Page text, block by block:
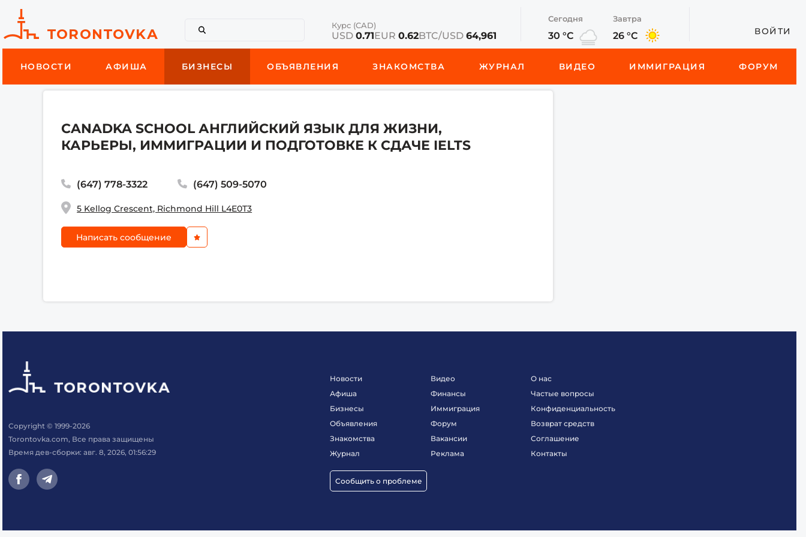
Курс (CAD)
USD 0.71EUR 0.62BTC/USD 64,961
Сегодня
30 °C
Завтра
26 °C ВОЙТИ
НОВОСТИ АФИША БИЗНЕСЫ ОБЪЯВЛЕНИЯ ЗНАКОМСТВА ЖУРНАЛ ВИДЕО ИММИГРАЦИЯ ФОРУМ
CANADKA SCHOOL АНГЛИЙСКИЙ ЯЗЫК ДЛЯ ЖИЗНИ,
КАРЬЕРЫ, ИММИГРАЦИИ И ПОДГОТОВКЕ К СДАЧЕ IELTS
(647) 778-3322 (647) 509-5070
5 Kellog Crescent, Richmond Hill L4E0T3
Написать сообщение
Copyright © 1999-2026
Torontovka.com, Все права защищены
Время дев-сборки: авг. 8, 2026, 01:56:29
Новости
Афиша
Бизнесы
Объявления
Знакомства
Журнал
Сообщить о проблеме
Видео
Финансы
Иммиграция
Форум
Вакансии
Реклама
О нас
Частые вопросы
Конфиденциальность
Возврат средств
Соглашение
Контакты